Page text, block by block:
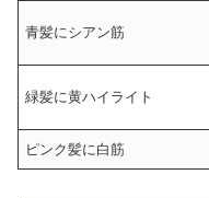
青髪にシアン筋
緑髪に黄ハイライト
ピンク髪に白筋